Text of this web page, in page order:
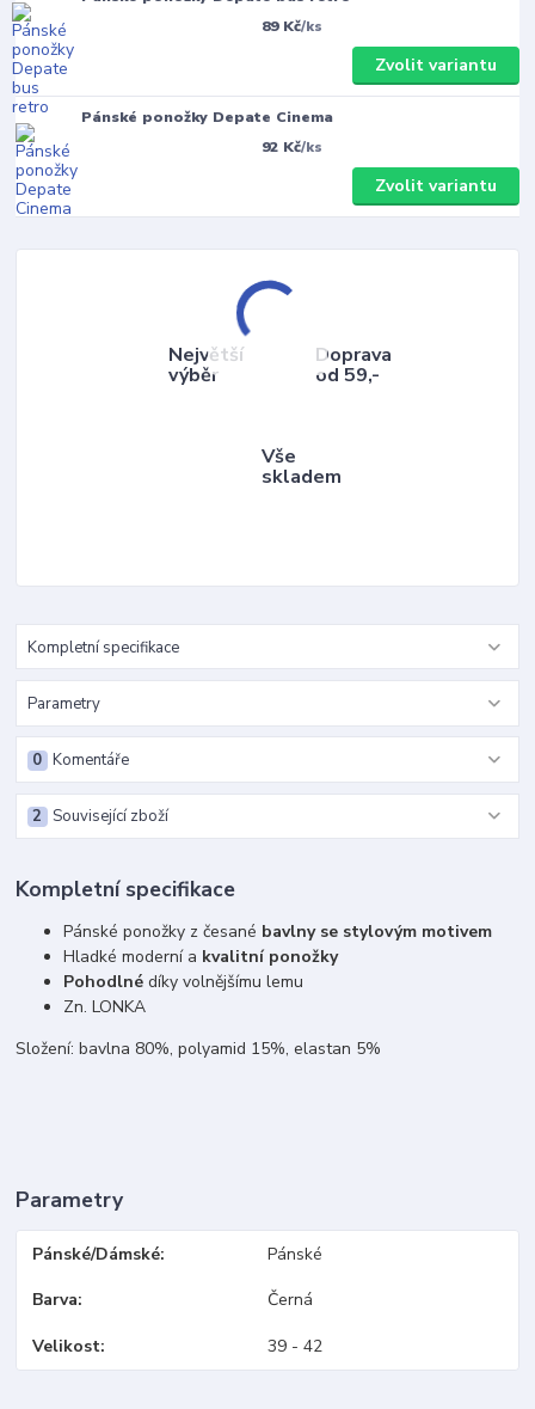
89 Kč/ks
Zvolit variantu
Pánské ponožky Depate Cinema
92 Kč/ks
Zvolit variantu
Největší
výběr
Doprava
od 59,-
Vše
skladem
Kompletní specifikace
Parametry
Komentáře
0
Související zboží
2
Kompletní specifikace
Pánské ponožky z česané bavlny se stylovým motivem
Hladké moderní a kvalitní ponožky
Pohodlné díky volnějšímu lemu
Zn. LONKA
Složení: bavlna 80%, polyamid 15%, elastan 5%
Parametry
Pánské/Dámské Pánské
Barva Černá
Velikost 39 - 42